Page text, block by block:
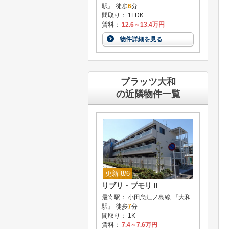
駅』 徒歩6分
間取り： 1LDK
賃料： 12.6～13.4万円
物件詳細を見る
プラッツ大和
の近隣物件一覧
更新 8/6
リブリ・プモリ II
最寄駅： 小田急江ノ島線 『大和
駅』 徒歩7分
間取り： 1K
賃料： 7.4～7.6万円